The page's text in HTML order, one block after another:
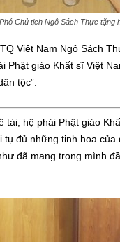
Phó Chủ tịch Ngô Sách Thực tặng
Việt Nam Ngô Sách
Phật giáo Khất sĩ Việt
tộc”.
hệ phái Phật giáo
đủ những tinh hoa của
đã mang trong mình